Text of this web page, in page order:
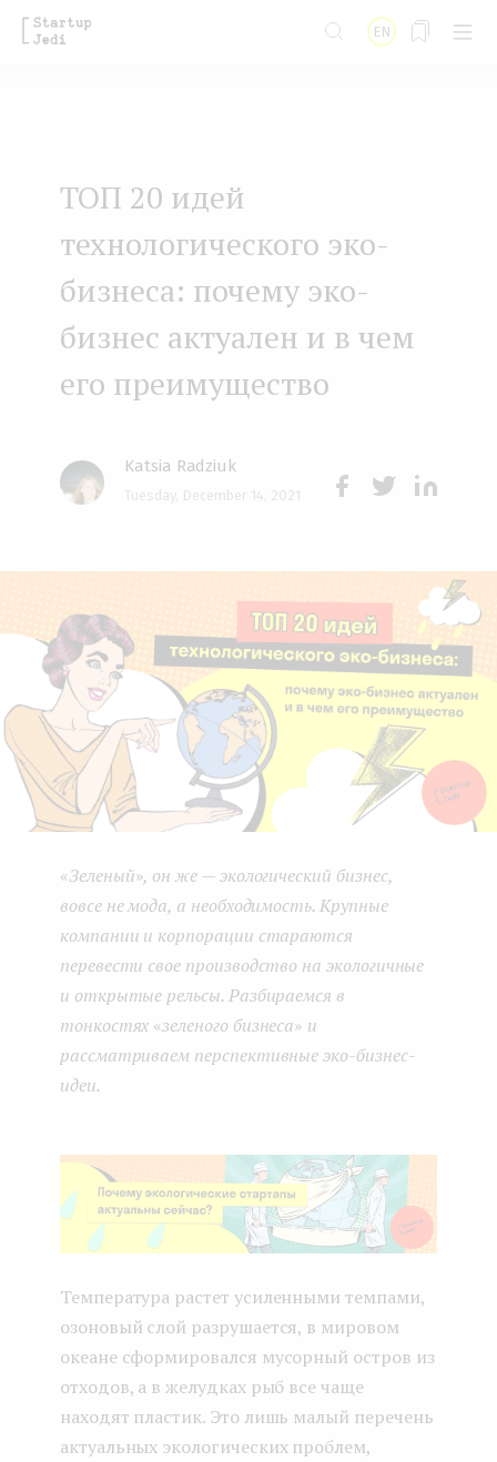
n
EN
ТОП 20 идей
технологического эко-
бизнеса: почему эко-
бизнес актуален и в чем
его преимущество
Katsia Radziuk
Tuesday, December 14, 2021
«Зеленый», он же — экологический бизнес,
вовсе не мода, а необходимость. Крупные
компании и корпорации стараются
перевести свое производство на экологичные
и открытые рельсы. Разбираемся в
тонкостях «зеленого бизнеса» и
рассматриваем перспективные эко-бизнес-
идеи.
Температура растет усиленными темпами,
озоновый слой разрушается, в мировом
океане сформировался мусорный остров из
отходов, а в желудках рыб все чаще
находят пластик. Это лишь малый перечень
актуальных экологических проблем,